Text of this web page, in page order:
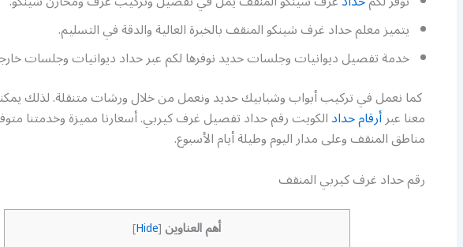
يتميز معلم حداد غرف شينكو المنقف بالخبرة العالية والدقة في التسليم.
خدمة تفصيل ديوانيات وجلسات حديد نوفرها لكم عبر حداد ديوانيات وجلسات
كما نعمل في تركيب أبواب وشبابيك حديد ونعمل من خلال ورشات متنقلة. لذلك
معنا عبرأرقام حدادالكويت رقم حداد تفصيل غرف كيربي. أسعارنا مميزة وخدمتنا
مناطق المنقف وعلى مدار اليوم وطيلة أيام الأسبوع.
رقم حداد غرف كيربي المنقف
أهم العناوين [
Hide
]